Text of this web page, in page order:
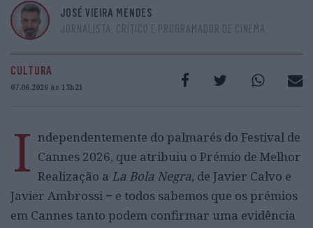
JOSÉ VIEIRA MENDES
JORNALISTA, CRÍTICO E PROGRAMADOR DE CINEMA
CULTURA
07.06.2026 às 13h21
I ndependentemente do palmarés do Festival de
Cannes 2026, que atribuiu o Prémio de Melhor
Realização a La Bola Negra, de Javier Calvo e
Javier Ambrossi − e todos sabemos que os prémios
em Cannes tanto podem confirmar uma evidência